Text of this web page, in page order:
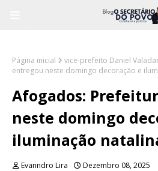
Página inicial vice-prefeito Daniel
entregou neste domingo decoração e
Afogados:
neste domingo
iluminação
Evanndro Lira Dezembro 08, 2025